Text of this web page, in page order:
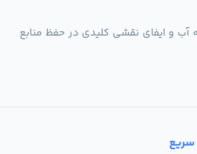
آب و ایفای نقشی کلیدی در حفظ منابع